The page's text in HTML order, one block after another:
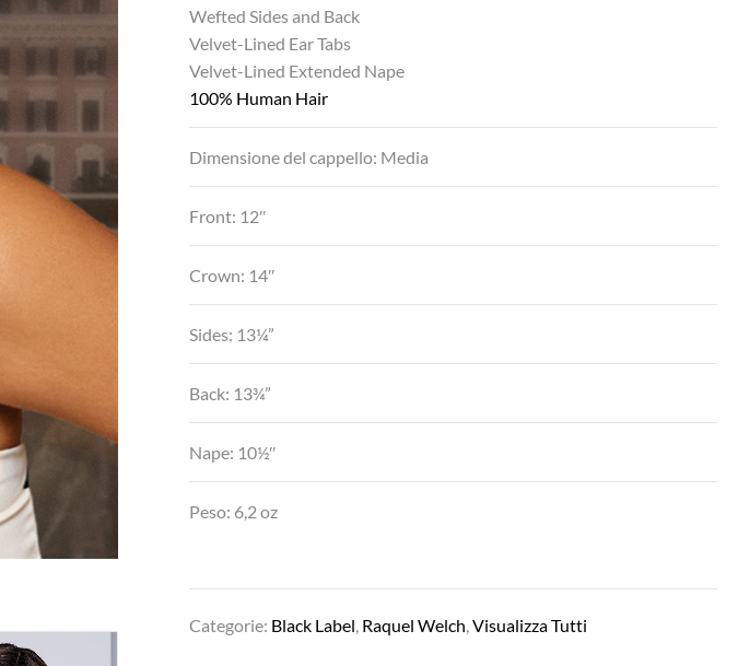
ROME ROMANCE IN RH4/10SS SHADED
Wefted Sides and Back
Velvet-Lined Ear Tabs
Velvet-Lined Extended Nape
100% Human Hair
Dimensione del cappello: Media
Front: 12″
Crown: 14″
Sides: 13¼”
Back: 13¾”
Nape: 10½″
Peso: 6,2 oz
Categorie: Black Label, Raquel Welch,Visualizza Tutti